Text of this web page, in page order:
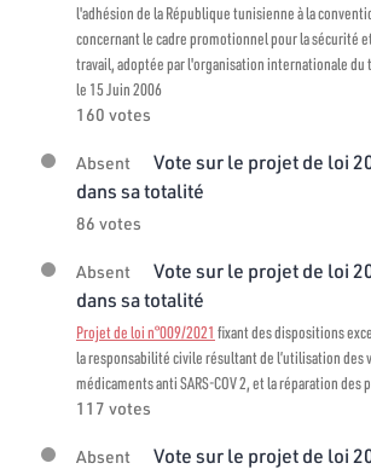
l'adhésion de la République tunisienne à la
concernant le cadre promotionnel pour la sécurité
travail, adoptée par l'organisation internationale du
le 15 Juin 2006
160 votes
Absent
Vote sur le projet de loi
dans sa totalité
86 votes
Absent
Vote sur le projet de loi
dans sa totalité
Projet de loi n°009/2021 fixant des dispositions
la responsabilité civile résultant de l’utilisation des
médicaments anti SARS-COV 2, et la réparation des
117 votes
Absent
Vote sur le projet de loi